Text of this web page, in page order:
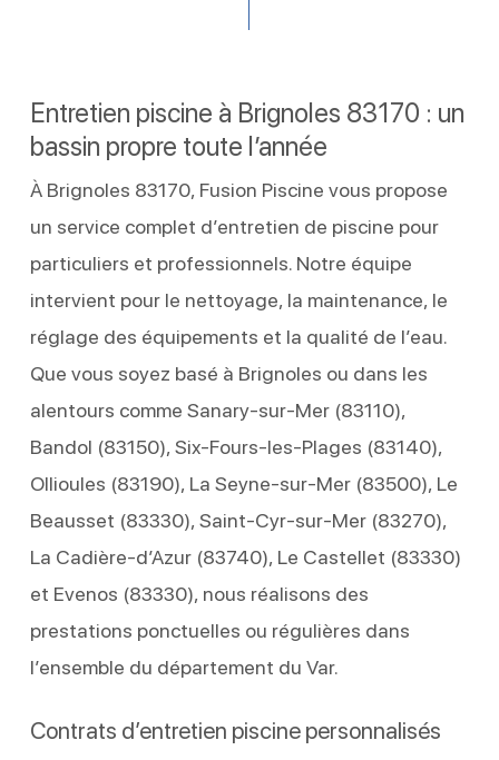
Entretien piscine à Brignoles 83170 : un
bassin propre toute l’année
À Brignoles 83170, Fusion Piscine vous propose
un service complet d’entretien de piscine pour
particuliers et professionnels. Notre équipe
intervient pour le nettoyage, la maintenance, le
réglage des équipements et la qualité de l’eau.
Que vous soyez basé à Brignoles ou dans les
alentours comme Sanary-sur-Mer (83110),
Bandol (83150), Six-Fours-les-Plages (83140),
Ollioules (83190), La Seyne-sur-Mer (83500), Le
Beausset (83330), Saint-Cyr-sur-Mer (83270),
La Cadière-d’Azur (83740), Le Castellet (83330)
et Evenos (83330), nous réalisons des
prestations ponctuelles ou régulières dans
l’ensemble du département du Var.
Contrats d’entretien piscine personnalisés